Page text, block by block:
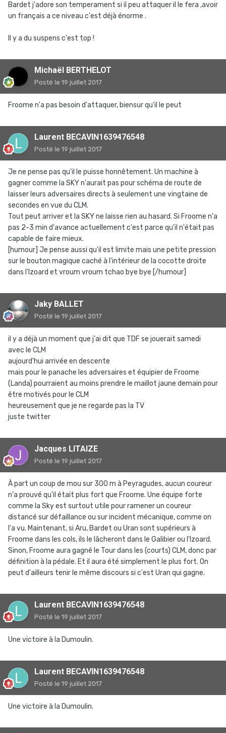
Bardet j'adore son temperament si il peu attaquer il le fera ,avoir
un français a ce niveau c'est déjà énorme .
Il y a du suspens c'est top !
Michaël BERTHELOT
Posté le 19 juillet 2017
Froome n'a pas besoin d'attaquer, biensur qu'il le peut
Laurent BECAVIN1639476548
Posté le 19 juillet 2017
Je ne pense pas qu'il le puisse honnêtement. Un machine à
gagner comme la SKY n'aurait pas pour schéma de route de
laisser leurs adversaires directs à seulement une vingtaine de
secondes en vue du CLM.
Tout peut arriver et la SKY ne laisse rien au hasard. Si Froome n'a
pas 2-3 min d'avance actuellement c'est parce qu'il n'était pas
capable de faire mieux.
[humour] Je pense aussi qu'il est limite mais une petite pression
sur le bouton magique caché à l'intérieur de la cocotte droite
dans l'Izoard et vroum vroum tchao bye bye [/humour]
Jaky BALLET
Posté le 19 juillet 2017
il y a déjà un moment que j'ai dit que TDF se jouerait samedi
avec le CLM
aujourd'hui arrivée en descente
mais pour le panache les adversaires et équipier de Froome
(Landa) pourraient au moins prendre le maillot jaune demain pour
être motivés pour le CLM
heureusement que je ne regarde pas la TV
juste twitter
Jacques LITAIZE
Posté le 19 juillet 2017
À part un coup de mou sur 300 m à Peyragudes, aucun coureur
n'a prouvé qu'il était plus fort que Froome. Une équipe forte
comme la Sky est surtout utile pour ramener un coureur
distancé sur défaillance ou sur incident mécanique, comme on
l'a vu. Maintenant, si Aru, Bardet ou Uran sont supérieurs à
Froome dans les cols, ils le lâcheront dans le Galibier ou l'Izoard.
Sinon, Froome aura gagné le Tour dans les (courts) CLM, donc par
définition à la pédale. Et il aura été simplement le plus fort. On
peut d'ailleurs tenir le même discours si c'est Uran qui gagne.
Laurent BECAVIN1639476548
Posté le 19 juillet 2017
Une victoire à la Dumoulin.
Laurent BECAVIN1639476548
Posté le 19 juillet 2017
Une victoire à la Dumoulin.